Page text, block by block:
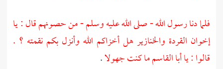
فلما دنا رسول الله - صلى الله عليه وسلم - من حصونهم قال : يا
إخوان القردة والخنازير هل أخزاكم الله وأنزل بكم نقمته ؟ .
قالوا : يا أبا القاسم ما كنت جهولا.